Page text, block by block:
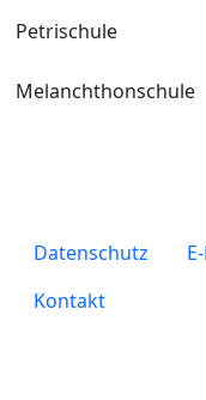
Petrischule
Melanchthonschule
legals
Datenschutz
Kontakt